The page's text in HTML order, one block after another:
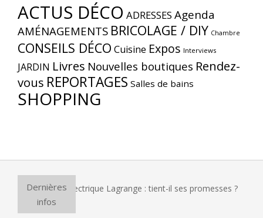
ACTUS DÉCO ADRESSES Agenda
AMÉNAGEMENTS BRICOLAGE / DIY Chambre
CONSEILS DÉCO Cuisine Expos Interviews
JARDIN Livres Nouvelles boutiques Rendez-
vous REPORTAGES Salles de bains
SHOPPING
Dernières
infos
à pizza électrique Lagrange : tient-il ses promesses ?